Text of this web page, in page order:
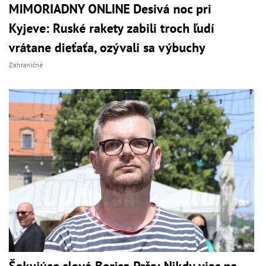
MIMORIADNY ONLINE Desivá noc pri
Kyjeve: Ruské rakety zabili troch ľudí
vrátane dieťaťa, ozývali sa výbuchy
Zahraničné